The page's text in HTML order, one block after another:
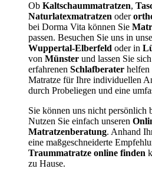
Ob Kaltschaummatratzen,
Naturlatexmatratzen oder
bei Dorma Vita können Sie
passen. Besuchen Sie uns in
Wuppertal-Elberfeld oder in
von Münster und lassen Sie
erfahrenen Schlafberater helfen
Matratze für Ihre individuellen
durch Probeliegen und eine
Sie können uns nicht persönlich
Nutzen Sie einfach unseren
Matratzenberatung. Anhand
eine maßgeschneiderte
Traummatratze online finden
zu Hause.